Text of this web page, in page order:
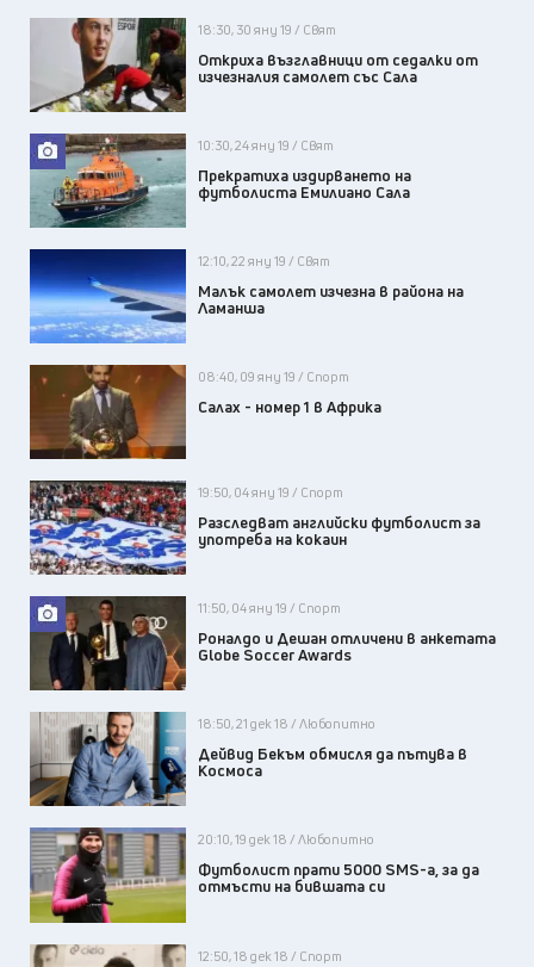
18:30, 30 яну 19 / Свят
Откриха възглавници от седалки от
изчезналия самолет със Сала
10:30, 24 яну 19 / Свят
Прекратиха издирването на
футболиста Емилиано Сала
12:10, 22 яну 19 / Свят
Малък самолет изчезна в района на
Ламанша
08:40, 09 яну 19 / Спорт
Салах - номер 1 в Африка
19:50, 04 яну 19 / Спорт
Разследват английски футболист за
употреба на кокаин
11:50, 04 яну 19 / Спорт
Роналдо и Дешан отличени в анкетата
Globe Soccer Awards
18:50, 21 дек 18 / Любопитно
Дейвид Бекъм обмисля да пътува в
Космоса
20:10, 19 дек 18 / Любопитно
Футболист прати 5000 SMS-a, за да
отмъсти на бившата си
12:50, 18 дек 18 / Спорт